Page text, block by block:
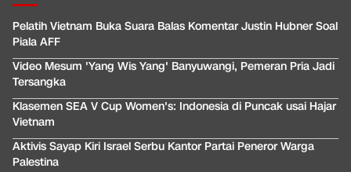
Pelatih Vietnam Buka Suara Balas Komentar Justin Hubner Soal
Piala AFF
Video Mesum 'Yang Wis Yang' Banyuwangi, Pemeran Pria Jadi
Tersangka
Klasemen SEA V Cup Women's: Indonesia di Puncak usai Hajar
Vietnam
Aktivis Sayap Kiri Israel Serbu Kantor Partai Peneror Warga
Palestina